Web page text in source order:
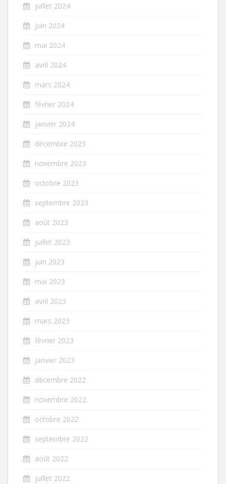
juillet 2024
juin 2024
mai 2024
avril 2024
mars 2024
février 2024
janvier 2024
décembre 2023
novembre 2023
octobre 2023
septembre 2023
août 2023
juillet 2023
juin 2023
mai 2023
avril 2023
mars 2023
février 2023
janvier 2023
décembre 2022
novembre 2022
octobre 2022
septembre 2022
août 2022
juillet 2022